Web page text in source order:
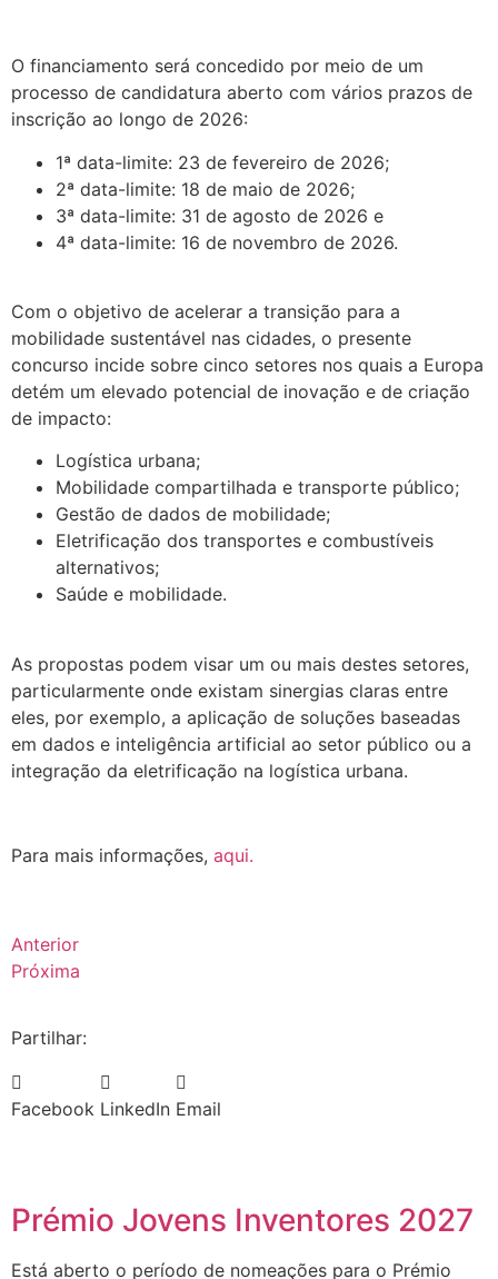
O financiamento será concedido por meio de um
processo de candidatura aberto com vários prazos de
inscrição ao longo de 2026:
1ª data-limite: 23 de fevereiro de 2026;
2ª data-limite: 18 de maio de 2026;
3ª data-limite: 31 de agosto de 2026 e
4ª data-limite: 16 de novembro de 2026.
Com o objetivo de acelerar a transição para a
mobilidade sustentável nas cidades, o presente
concurso incide sobre cinco setores nos quais a Europa
detém um elevado potencial de inovação e de criação
de impacto:
Logística urbana;
Mobilidade compartilhada e transporte público;
Gestão de dados de mobilidade;
Eletrificação dos transportes e combustíveis
alternativos;
Saúde e mobilidade.
As propostas podem visar um ou mais destes setores,
particularmente onde existam sinergias claras entre
eles, por exemplo, a aplicação de soluções baseadas
em dados e inteligência artificial ao setor público ou a
integração da eletrificação na logística urbana.
Para mais informações, aqui.
Anterior
Próxima
Partilhar:
Facebook LinkedIn Email
Prémio Jovens Inventores 2027
Está aberto o período de nomeações para o Prémio